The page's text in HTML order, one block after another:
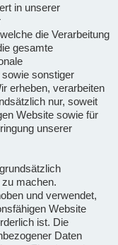
in unserer
die Verarbeitung
gesamte
sonstiger
erheben, verarbeiten
nur, soweit
Website sowie für
unserer
machen.
und verwendet,
Website
ist. Die
Daten